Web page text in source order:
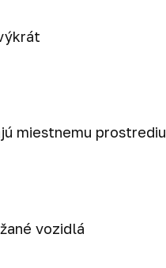
miestnemu prostrediu
vozidlá